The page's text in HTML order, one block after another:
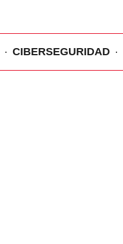
CIBERSEGURIDAD